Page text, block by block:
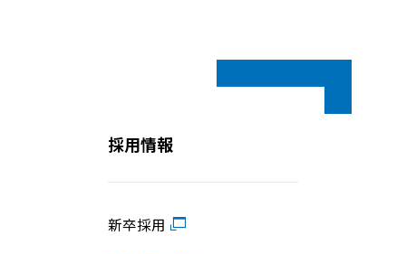
採用情報
新卒採用